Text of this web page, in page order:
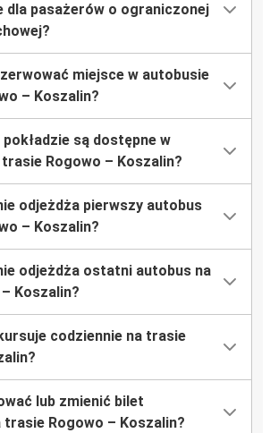
dla pasażerów o ograniczonej
miejsce w autobusie
– Koszalin?
pokładzie są dostępne w
Rogowo – Koszalin?
odjeżdża pierwszy autobus
– Koszalin?
odjeżdża ostatni autobus na
Koszalin?
codziennie na trasie
lub zmienić bilet
trasie Rogowo – Koszalin?